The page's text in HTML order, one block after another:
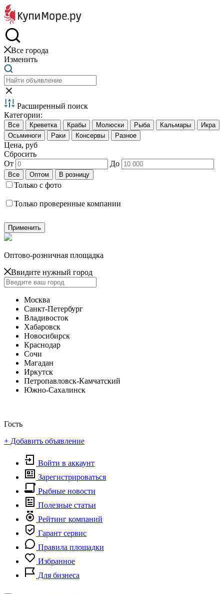
Все города
Изменить
Расширенный поиск
Категории:
Цена, руб
Сбросить
От
До
Только с фото
Только проверенные компании
Оптово-розничная площадка
Ввидите нужный город
Москва
Санкт-Петербург
Владивосток
Хабаровск
Новосибирск
Краснодар
Сочи
Магадан
Иркутск
Петропавловск-Камчатский
Южно-Сахалинск
Гость
+ Добавить объявление
Войти в аккаунт
Зарегистрироваться
Рыбные новости
Полезные статьи
Рейтинг компаний
Гарант сервис
Правила площадки
Избранное
Для бизнеса